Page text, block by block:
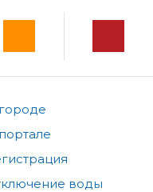
воды